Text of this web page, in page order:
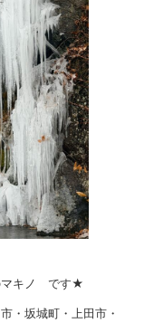
マキノ です★
・坂城町・上田市・